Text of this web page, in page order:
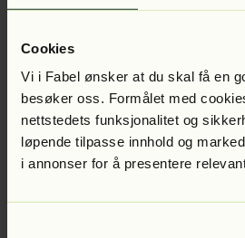
Cookies
Vi i Fabel ønsker at du skal få en
besøker oss. Formålet med
nettstedets funksjonalitet og
løpende tilpasse innhold og
i annonser for å presentere